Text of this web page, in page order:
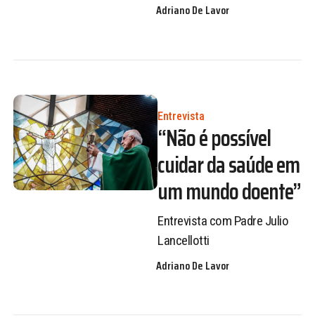
Adriano De Lavor
Entrevista
“Não é possível
cuidar da saúde em
um mundo doente”
Entrevista com Padre Julio
Lancellotti
Adriano De Lavor